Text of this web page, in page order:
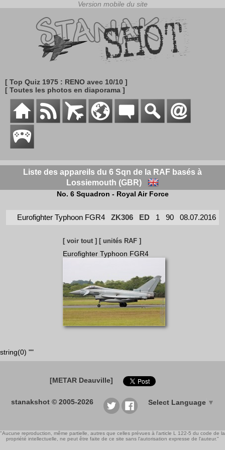
[ Top Quiz 1975 : RENO avec 10/10 ]
[ Toutes les photos en diaporama ]
Liste des appareils du 6 Sqn de la RAF basés à
Lossiemouth (GBR)
No. 6 Squadron - Royal Air Force
Eurofighter Typhoon FGR4 ZK306 ED 1 90 08.07.2016
[ voir tout ] [ unités RAF ]
Eurofighter Typhoon FGR4
string(0) ""
[METAR Deauville]
stanakshot © 2005-2026 Select Language ▼
"Aucune reproduction, même partielle, autres que celles prévues à l'article L 122-5 du code de la
propriété intellectuelle, ne peut être faite de ce site sans l'autorisation expresse de l'auteur."